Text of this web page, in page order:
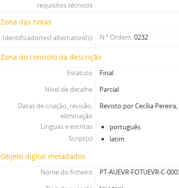
requisitos técnicos
Zona das notas
Identificador(es) alternativo(s) N.º Ordem 0232
Zona do controlo da descrição
Estatuto
Final
Nível de detalhe
Parcial
Datas de criação, revisão,
eliminação
Revisto por Cecília Pereira,
Línguas e escritas
português
Script(s)
latim
Objeto digital metadados
Nome do ficheiro
PT-AUEVR-FOTUEVR-C-